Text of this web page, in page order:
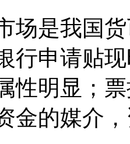
是我国货
行申请贴
性明显；
金的媒介